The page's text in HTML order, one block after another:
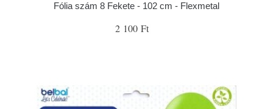
Fólia szám 8 Fekete - 102 cm - Flexmetal
2 100 Ft